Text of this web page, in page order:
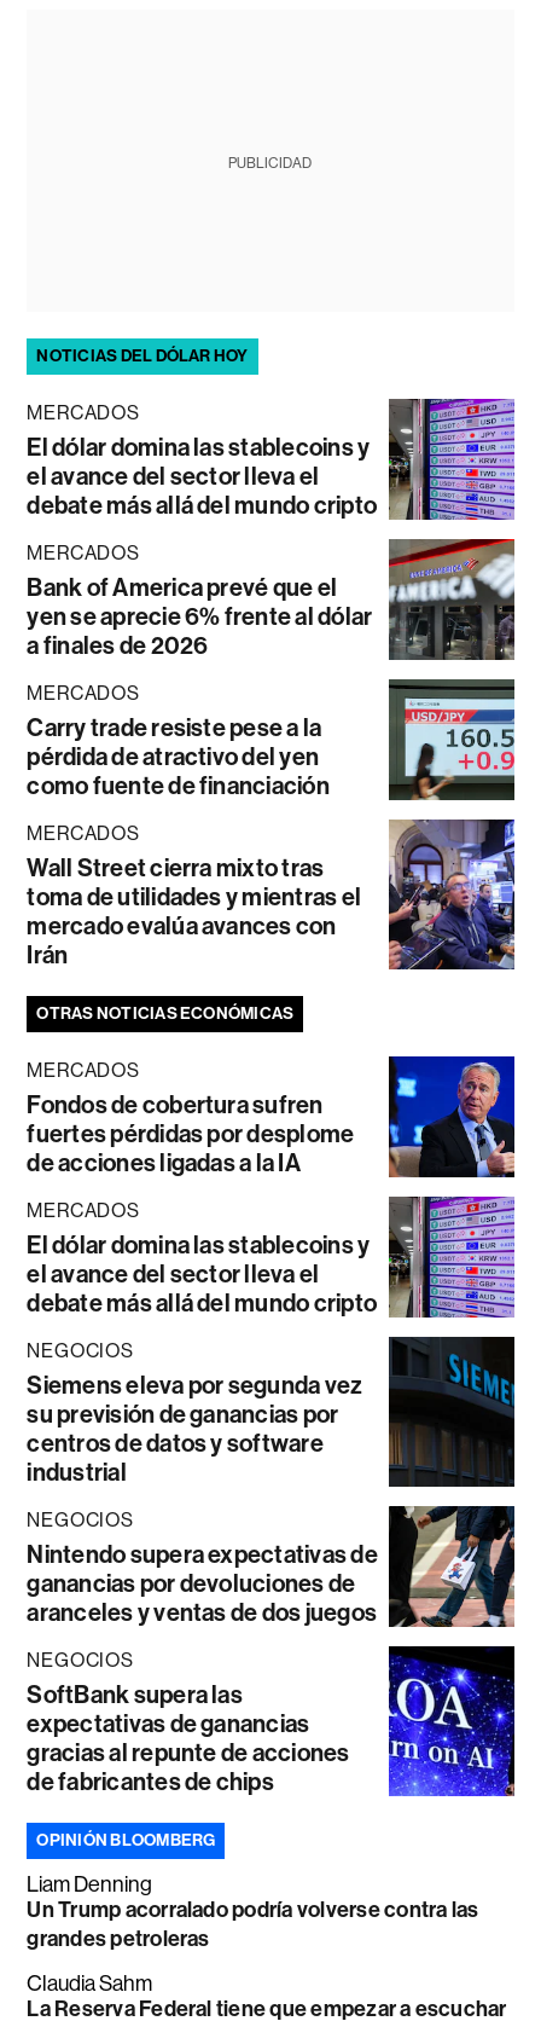
PUBLICIDAD
NOTICIAS DEL DÓLAR HOY
MERCADOS
El dólar domina las stablecoins y
el avance del sector lleva el
debate más allá del mundo cripto
MERCADOS
Bank of America prevé que el
yen se aprecie 6% frente al dólar
a finales de 2026
MERCADOS
Carry trade resiste pese a la
pérdida de atractivo del yen
como fuente de financiación
MERCADOS
Wall Street cierra mixto tras
toma de utilidades y mientras el
mercado evalúa avances con
Irán
OTRAS NOTICIAS ECONÓMICAS
MERCADOS
Fondos de cobertura sufren
fuertes pérdidas por desplome
de acciones ligadas a la IA
MERCADOS
El dólar domina las stablecoins y
el avance del sector lleva el
debate más allá del mundo cripto
NEGOCIOS
Siemens eleva por segunda vez
su previsión de ganancias por
centros de datos y software
industrial
NEGOCIOS
Nintendo supera expectativas de
ganancias por devoluciones de
aranceles y ventas de dos juegos
NEGOCIOS
SoftBank supera las
expectativas de ganancias
gracias al repunte de acciones
de fabricantes de chips
OPINIÓN BLOOMBERG
Liam Denning
Un Trump acorralado podría volverse contra las
grandes petroleras
Claudia Sahm
La Reserva Federal tiene que empezar a escuchar